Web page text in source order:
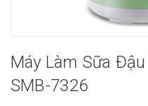
Máy Làm Sữa
SMB-7326